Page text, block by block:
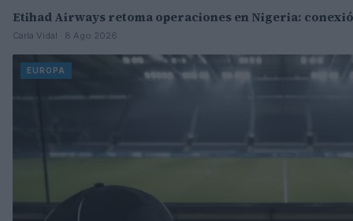
Etihad Airways retoma operaciones en Nigeria:
Carla Vidal · 8 Ago 2026
EUROPA